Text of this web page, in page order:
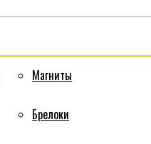
Магниты
Брелоки